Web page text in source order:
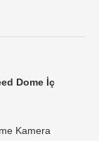
Dome İç
Kamera